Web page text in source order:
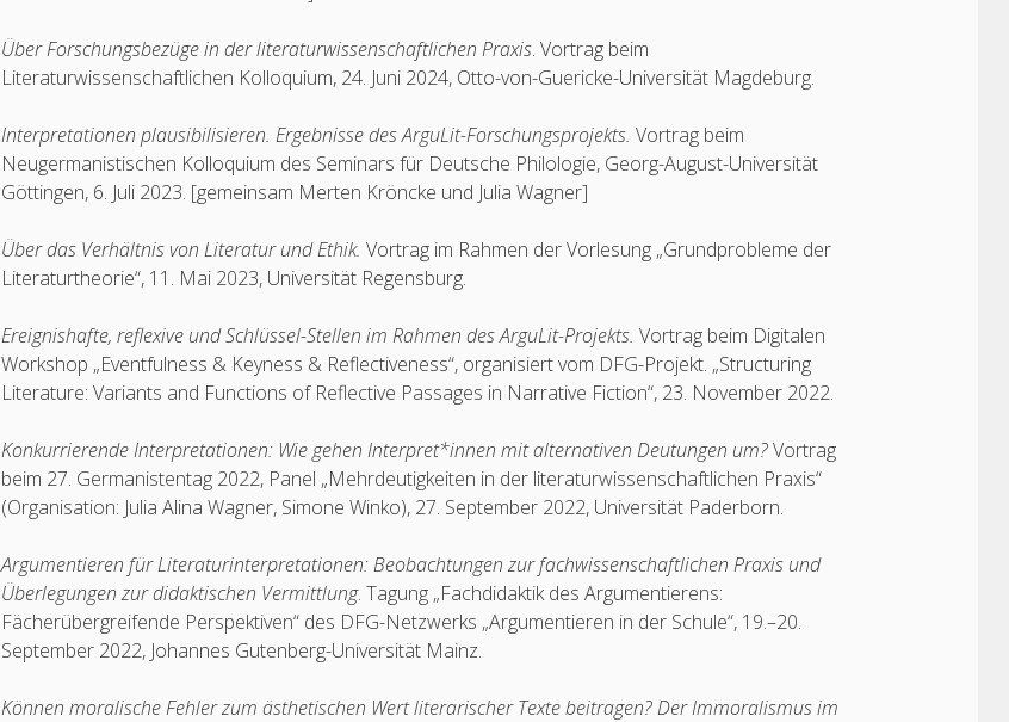
Über Forschungsbezüge in der literaturwissenschaftlichen Praxis. Vortrag beim
Literaturwissenschaftlichen Kolloquium, 24. Juni 2024, Otto-von-Guericke-Universität Magdeburg.
Interpretationen plausibilisieren. Ergebnisse des ArguLit-Forschungsprojekts. Vortrag beim
Neugermanistischen Kolloquium des Seminars für Deutsche Philologie, Georg-August-Universität
Göttingen, 6. Juli 2023. [gemeinsam Merten Kröncke und Julia Wagner]
Über das Verhältnis von Literatur und Ethik. Vortrag im Rahmen der Vorlesung „Grundprobleme der
Literaturtheorie“, 11. Mai 2023, Universität Regensburg.
Ereignishafte, reflexive und Schlüssel-Stellen im Rahmen des ArguLit-Projekts.Vortrag beim Digitalen
Workshop „Eventfulness & Keyness & Reflectiveness“, organisiert vom DFG-Projekt. „Structuring
Literature: Variants and Functions of Reflective Passages in Narrative Fiction“, 23. November 2022.
Konkurrierende Interpretationen: Wie gehen Interpret*innen mit alternativen Deutungen um?Vortrag
beim 27. Germanistentag 2022, Panel „Mehrdeutigkeiten in der literaturwissenschaftlichen Praxis“
(Organisation: Julia Alina Wagner, Simone Winko), 27. September 2022, Universität Paderborn.
Argumentieren für Literaturinterpretationen: Beobachtungen zur fachwissenschaftlichen Praxis und
Überlegungen zur didaktischen Vermittlung. Tagung „Fachdidaktik des Argumentierens:
Fächerübergreifende Perspektiven“ des DFG-Netzwerks „Argumentieren in der Schule“, 19.–20.
September 2022, Johannes Gutenberg-Universität Mainz.
Können moralische Fehler zum ästhetischen Wert literarischer Texte beitragen? Der Immoralismus im